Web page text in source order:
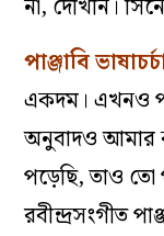
না, দেখিনি।
পাঞ্জাবি
একদম। এখনও
অনুবাদও আমার
পড়েছি, তাও তো
রবীন্দ্রসংগীত